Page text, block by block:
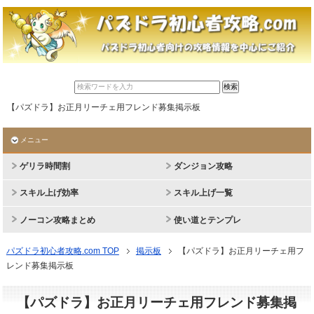
【パズドラ】お正月リーチェ用フレンド募集掲示板
メニュー
ゲリラ時間割 ダンジョン攻略
スキル上げ効率 スキル上げ一覧
ノーコン攻略まとめ 使い道とテンプレ
パズドラ初心者攻略.com TOP 掲示板
【パズドラ】お正月リーチェ用フ
レンド募集掲示板
【パズドラ】お正月リーチェ用フレンド募集掲